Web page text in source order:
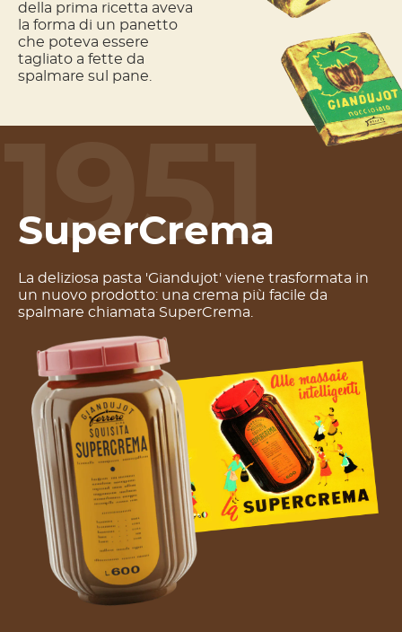
della prima ricetta aveva
la forma di un panetto
che poteva essere
tagliato a fette da
spalmare sul pane.
1951
SuperCrema
La deliziosa pasta 'Giandujot' viene trasformata in
un nuovo prodotto: una crema più facile da
spalmare chiamata SuperCrema.